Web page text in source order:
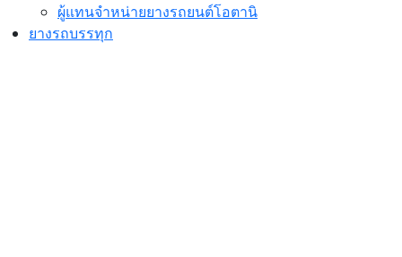
ผู้แทนจำหน่ายยางรถยนต์โอตานิ
ยางรถบรรทุก